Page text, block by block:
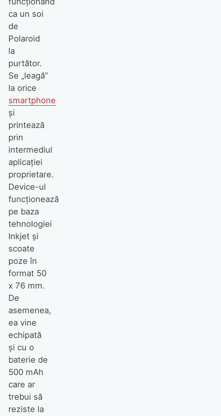
ca un soi
de
Polaroid
la
purtător.
Se „leagă”
la orice
smartphone
și
printează
prin
intermediul
aplicației
proprietare.
Device-ul
funcționează
pe baza
tehnologiei
Inkjet și
scoate
poze în
format 50
x 76 mm.
De
asemenea,
ea vine
echipată
și cu o
baterie de
500 mAh
care ar
trebui să
reziste la